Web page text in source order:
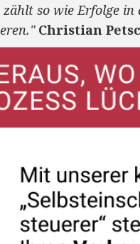
so wie Erfolge
Christian